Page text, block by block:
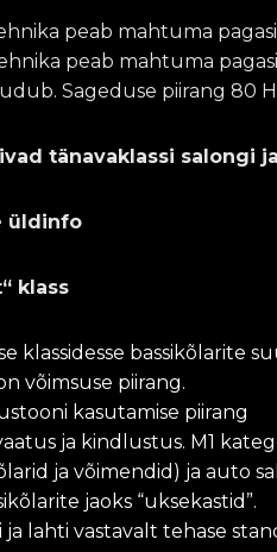
peab mahtuma
peab mahtuma
Sageduse piirang 80
tänavaklassi salongi
üldinfo
klass
klassidesse bassikõlarite
võimsuse piirang.
kasutamise piirang
ja kindlustus. M1
ja võimendid) ja auto
jaoks “uksekastid”.
lahti vastavalt tehase